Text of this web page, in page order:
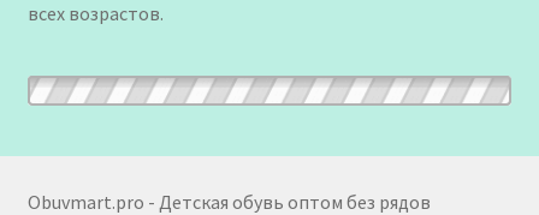
всех возрастов.
Obuvmart.pro - Детская обувь оптом без рядов